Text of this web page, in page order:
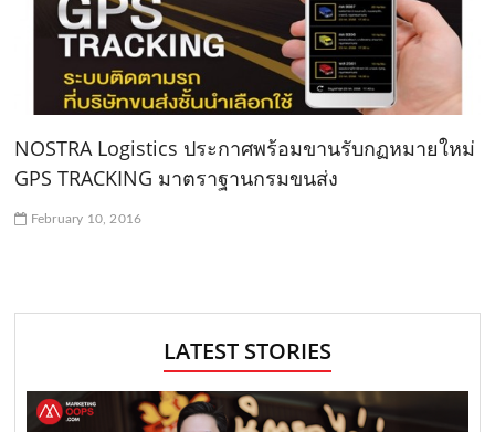
NOSTRA Logistics ประกาศพร้อมขานรับกฏหมายใหม่
GPS TRACKING มาตราฐานกรมขนส่ง
February 10, 2016
LATEST STORIES